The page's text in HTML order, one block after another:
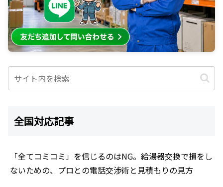
全国対応記事
「全てコミコミ」を信じるのはNG。給湯器交換で損をし
ないための、プロとの電話交渉術と見積もりの見方